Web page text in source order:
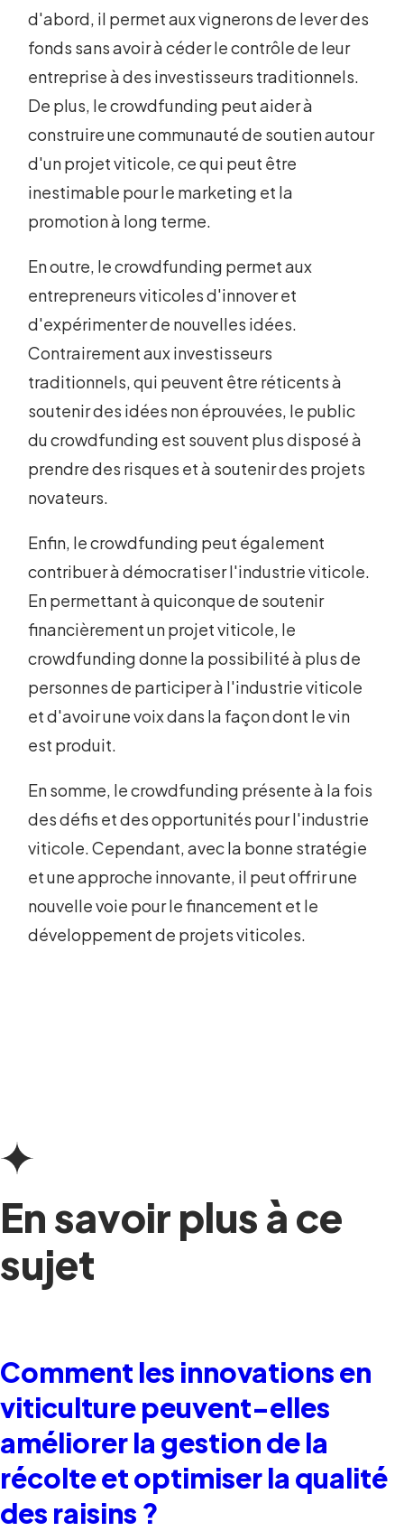
d'abord, il permet aux vignerons de lever des
fonds sans avoir à céder le contrôle de leur
entreprise à des investisseurs traditionnels.
De plus, le crowdfunding peut aider à
construire une communauté de soutien autour
d'un projet viticole, ce qui peut être
inestimable pour le marketing et la
promotion à long terme.
En outre, le crowdfunding permet aux
entrepreneurs viticoles d'innover et
d'expérimenter de nouvelles idées.
Contrairement aux investisseurs
traditionnels, qui peuvent être réticents à
soutenir des idées non éprouvées, le public
du crowdfunding est souvent plus disposé à
prendre des risques et à soutenir des projets
novateurs.
Enfin, le crowdfunding peut également
contribuer à démocratiser l'industrie viticole.
En permettant à quiconque de soutenir
financièrement un projet viticole, le
crowdfunding donne la possibilité à plus de
personnes de participer à l'industrie viticole
et d'avoir une voix dans la façon dont le vin
est produit.
En somme, le crowdfunding présente à la fois
des défis et des opportunités pour l'industrie
viticole. Cependant, avec la bonne stratégie
et une approche innovante, il peut offrir une
nouvelle voie pour le financement et le
développement de projets viticoles.
En savoir plus à ce
sujet
Comment les innovations en
viticulture peuvent-elles
améliorer la gestion de la
récolte et optimiser la qualité
des raisins ?